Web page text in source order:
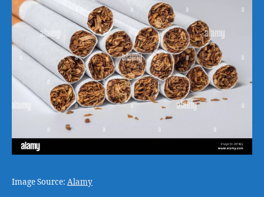
Image Source: Alamy